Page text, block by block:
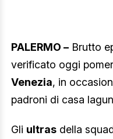
PALERMO – Brutto
verificato oggi
Venezia, in
padroni di casa
Gli ultras della